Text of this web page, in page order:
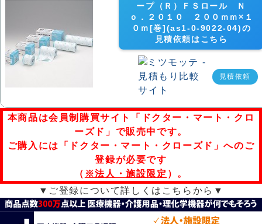
ープ（Ｒ）ＦＳロール Ｎ
ｏ．２０１０ ２００ｍｍ×１
０ｍ[巻](as1-0-9022-04)の
見積依頼はこちら
見積依頼
本商品は会員制購買サイト「ドクター・マート・クロ
ーズド」で販売中です。
ご購入には「ドクター・マート・クローズド」へのご
登録が必要です
（ ※法人・施設限定 ）。
▼ご登録について詳しくはこちらから▼